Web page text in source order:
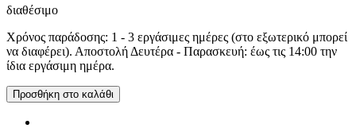
διαθέσιμο
Χρόνος παράδοσης: 1 - 3 εργάσιμες ημέρες (στο εξωτερικό μπορεί
να διαφέρει). Αποστολή Δευτέρα - Παρασκευή: έως τις 14:00 την
ίδια εργάσιμη ημέρα.
Προσθήκη στο καλάθι